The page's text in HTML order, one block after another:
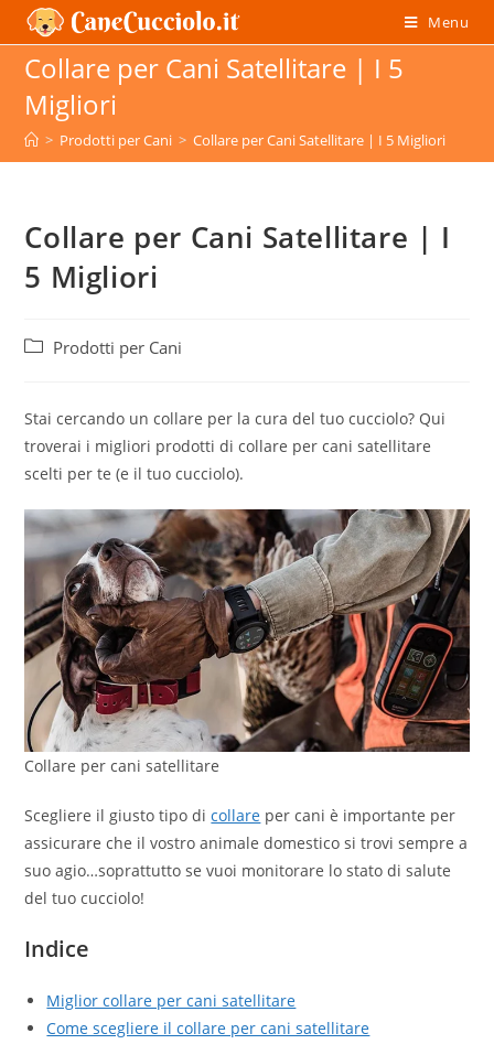
Salta
al
contenuto
Menu
Collare per Cani Satellitare | I 5
Migliori
> Prodotti per Cani > Collare per Cani Satellitare | I 5 Migliori
Collare per Cani Satellitare | I
5 Migliori
Categoria
Prodotti per Cani
Stai cercando un collare per la cura del tuo cucciolo? Qui
troverai i migliori prodotti di collare per cani satellitare
scelti per te (e il tuo cucciolo).
Collare per cani satellitare
Scegliere il giusto tipo dicollare per cani è importante per
assicurare che il vostro animale domestico si trovi sempre a
suo agio…soprattutto se vuoi monitorare lo stato di salute
del tuo cucciolo!
Indice
Miglior collare per cani satellitare
Come scegliere il collare per cani satellitare